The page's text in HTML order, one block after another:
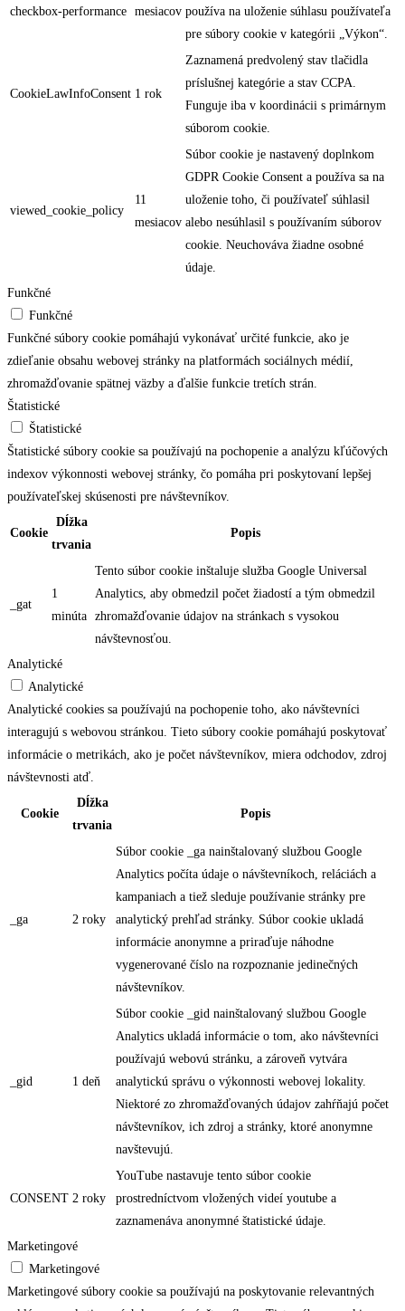
checkbox-performance mesiacov používa na uloženie súhlasu používateľa
pre súbory cookie v kategórii „Výkon“.
CookieLawInfoConsent 1 rok
Zaznamená predvolený stav tlačidla
príslušnej kategórie a stav CCPA.
Funguje iba v koordinácii s primárnym
súborom cookie.
viewed_cookie_policy
11
mesiacov
Súbor cookie je nastavený doplnkom
GDPR Cookie Consent a používa sa na
uloženie toho, či používateľ súhlasil
alebo nesúhlasil s používaním súborov
cookie. Neuchováva žiadne osobné
údaje.
Funkčné
Funkčné
Funkčné súbory cookie pomáhajú vykonávať určité funkcie, ako je
zdieľanie obsahu webovej stránky na platformách sociálnych médií,
zhromažďovanie spätnej väzby a ďalšie funkcie tretích strán.
Štatistické
Štatistické
Štatistické súbory cookie sa používajú na pochopenie a analýzu kľúčových
indexov výkonnosti webovej stránky, čo pomáha pri poskytovaní lepšej
používateľskej skúsenosti pre návštevníkov.
Cookie
Dĺžka
trvania
Popis
_gat
1
minúta
Tento súbor cookie inštaluje služba Google Universal
Analytics, aby obmedzil počet žiadostí a tým obmedzil
zhromažďovanie údajov na stránkach s vysokou
návštevnosťou.
Analytické
Analytické
Analytické cookies sa používajú na pochopenie toho, ako návštevníci
interagujú s webovou stránkou. Tieto súbory cookie pomáhajú poskytovať
informácie o metrikách, ako je počet návštevníkov, miera odchodov, zdroj
návštevnosti atď.
Cookie
Dĺžka
trvania
Popis
_ga 2 roky
Súbor cookie _ga nainštalovaný službou Google
Analytics počíta údaje o návštevníkoch, reláciách a
kampaniach a tiež sleduje používanie stránky pre
analytický prehľad stránky. Súbor cookie ukladá
informácie anonymne a priraďuje náhodne
vygenerované číslo na rozpoznanie jedinečných
návštevníkov.
_gid 1 deň
Súbor cookie _gid nainštalovaný službou Google
Analytics ukladá informácie o tom, ako návštevníci
používajú webovú stránku, a zároveň vytvára
analytickú správu o výkonnosti webovej lokality.
Niektoré zo zhromažďovaných údajov zahŕňajú počet
návštevníkov, ich zdroj a stránky, ktoré anonymne
navštevujú.
CONSENT 2 roky
YouTube nastavuje tento súbor cookie
prostredníctvom vložených videí youtube a
zaznamenáva anonymné štatistické údaje.
Marketingové
Marketingové
Marketingové súbory cookie sa používajú na poskytovanie relevantných